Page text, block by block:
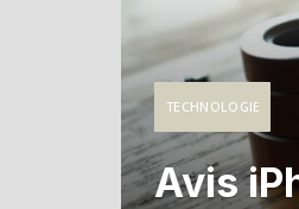
TECHNOLOGIE
Avis